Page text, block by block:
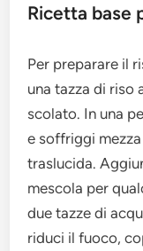
Ricetta base
Per preparare il
una tazza di riso
scolato. In una
e soffriggi
traslucida.
mescola per
due tazze di
riduci il fuoco,